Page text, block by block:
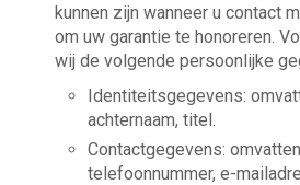
kunnen zijn wanneer u contact
om uw garantie te honoreren.
wij de volgende persoonlijke
Identiteitsgegevens:
achternaam, titel.
Contactgegevens:
telefoonnummer, e-